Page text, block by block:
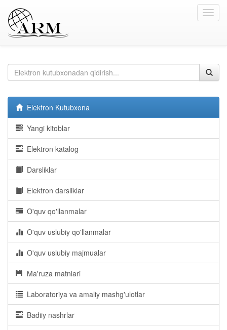
Elektron Kutubxona
Yangi kitoblar
Elektron katalog
Darsliklar
Elektron darsliklar
O'quv qo'llanmalar
O'quv uslubiy qo'llanmalar
O'quv uslubiy majmualar
Ma'ruza matnlari
Laboratoriya va amaliy mashg'ulotlar
Badiiy nashrlar